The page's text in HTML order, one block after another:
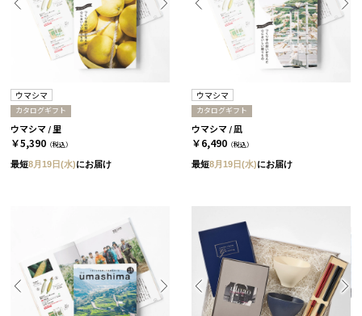
ウマシマ
カタログギフト
ウマシマ / 里
￥5,390 （税込）
最短8月19日(水)にお届け
ウマシマ
カタログギフト
ウマシマ / 凪
￥6,490 （税込）
最短8月19日(水)にお届け